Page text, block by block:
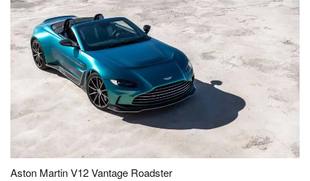
Aston Martin V12 Vantage Roadster